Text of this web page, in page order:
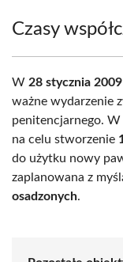
Czasy
W 28 stycznia
ważne wydarzenie
penitencjarnego.
na celu stworzenie
do użytku nowy
zaplanowana z
osadzonych.